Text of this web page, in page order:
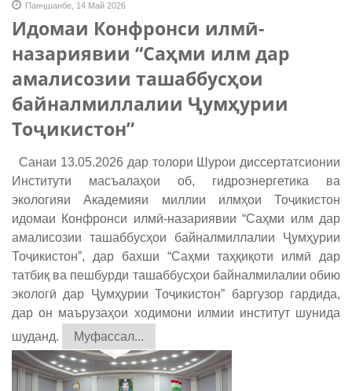
Панҷшанбе, 14 Май 2026
Идомаи Конфронси илмӣ-
назариявии “Саҳми илм дар
амалисозии ташаббусҳои
байналмиллалии Ҷумҳурии
Тоҷикистон”
Санаи 13.05.2026 дар толори Шурои диссертатсионии
Институти масъалаҳои об, гидроэнергетика ва
экологияи Академияи миллии илмҳои Тоҷикистон
идомаи Конфронси илмӣ-назариявии “Саҳми илм дар
амалисозии ташаббусҳои байналмиллалии Ҷумҳурии
Тоҷикистон”, дар бахши “Саҳми таҳқиқоти илмӣ дар
татбиқ ва пешбурди ташаббусҳои байналмилалии обию
экологӣ дар Ҷумҳурии Тоҷикистон” баргузор гардида,
дар он маърузаҳои ходимони илмии институт шунида
шуданд.
Муфассал...